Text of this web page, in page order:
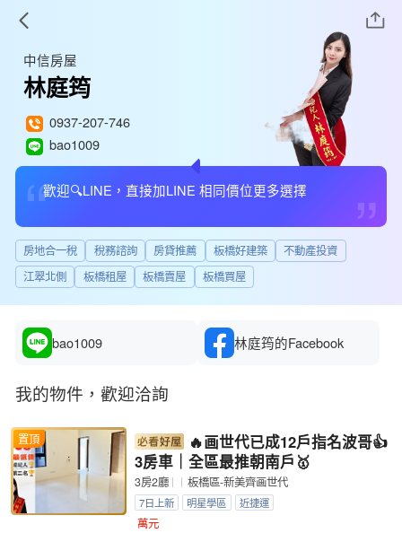
中信房屋
林庭筠
0937-207-746
bao1009
“歡迎🔍LINE，直接加LINE 相同價位更多選擇 ”
房地合一稅 稅務諮詢 房貸推薦 板橋好建築
不動產投資
江翠北側
板橋租屋 板橋賣屋 板橋買屋
bao1009 林庭筠的Facebook
我的物件，歡迎洽詢
置頂
🔥画世代已成12戶指名波哥👍
3房車｜全區最推朝南戶🥇
3房2廳 板橋區-新美齊画世代
7日上新 明星學區 近捷運
萬元